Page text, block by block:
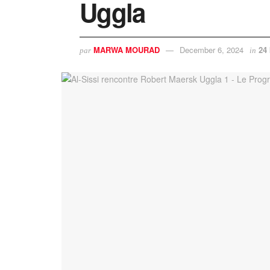
Uggla
par MARWA MOURAD December 6, 2024 in 24